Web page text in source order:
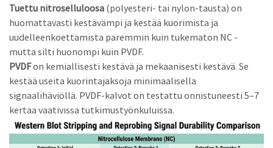
Tuettu nitroselluloosa (polyesteri- tai nylon-tausta) on
huomattavasti kestävämpi ja kestää kuorimista ja
uudelleenkoettamista paremmin kuin tukematon NC -
mutta silti huonompi kuin PVDF.
PVDFon kemiallisesti kestävä ja mekaanisesti kestävä. Se
kestää useita kuorintajaksoja minimaalisella
signaalihäviöllä. PVDF-kalvot on testattu onnistuneesti 5–7
kertaa vaativissa tutkimustyönkuluissa.